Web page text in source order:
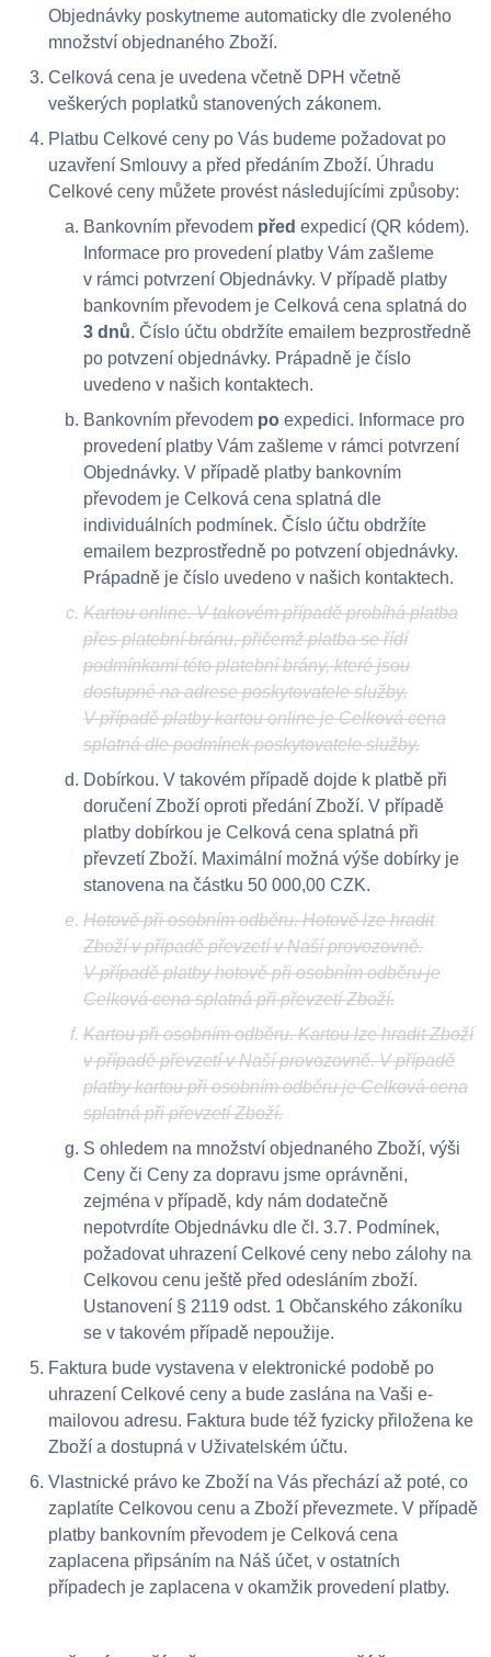
Objednávky poskytneme automaticky dle zvoleného
množství objednaného Zboží.
Celková cena je uvedena včetně DPH včetně
veškerých poplatků stanovených zákonem.
Platbu Celkové ceny po Vás budeme požadovat po
uzavření Smlouvy a před předáním Zboží. Úhradu
Celkové ceny můžete provést následujícími způsoby:
Bankovním převodem před expedicí (QR kódem).
Informace pro provedení platby Vám zašleme
v rámci potvrzení Objednávky. V případě platby
bankovním převodem je Celková cena splatná do
3 dnů. Číslo účtu obdržíte emailem bezprostředně
po potvzení objednávky. Prápadně je číslo
uvedeno v našich kontaktech.
Bankovním převodem po expedici. Informace pro
provedení platby Vám zašleme v rámci potvrzení
Objednávky. V případě platby bankovním
převodem je Celková cena splatná dle
individuálních podmínek. Číslo účtu obdržíte
emailem bezprostředně po potvzení objednávky.
Prápadně je číslo uvedeno v našich kontaktech.
Kartou online. V takovém případě probíhá platba
přes platební bránu, přičemž platba se řídí
podmínkami této platební brány, které jsou
dostupné na adrese poskytovatele služby.
V případě platby kartou online je Celková cena
splatná dle podmínek poskytovatele služby.
Dobírkou. V takovém případě dojde k platbě při
doručení Zboží oproti předání Zboží. V případě
platby dobírkou je Celková cena splatná při
převzetí Zboží. Maximální možná výše dobírky je
stanovena na částku 50 000,00 CZK.
Hotově při osobním odběru. Hotově lze hradit
Zboží v případě převzetí v Naší provozovně.
V případě platby hotově při osobním odběru je
Celková cena splatná při převzetí Zboží.
Kartou při osobním odběru. Kartou lze hradit Zboží
v případě převzetí v Naší provozovně. V případě
platby kartou při osobním odběru je Celková cena
splatná při převzetí Zboží.
S ohledem na množství objednaného Zboží, výši
Ceny či Ceny za dopravu jsme oprávněni,
zejména v případě, kdy nám dodatečně
nepotvrdíte Objednávku dle čl. 3.7. Podmínek,
požadovat uhrazení Celkové ceny nebo zálohy na
Celkovou cenu ještě před odesláním zboží.
Ustanovení § 2119 odst. 1 Občanského zákoníku
se v takovém případě nepoužije.
Faktura bude vystavena v elektronické podobě po
uhrazení Celkové ceny a bude zaslána na Vaši e-
mailovou adresu. Faktura bude též fyzicky přiložena ke
Zboží a dostupná v Uživatelském účtu.
Vlastnické právo ke Zboží na Vás přechází až poté, co
zaplatíte Celkovou cenu a Zboží převezmete. V případě
platby bankovním převodem je Celková cena
zaplacena připsáním na Náš účet, v ostatních
případech je zaplacena v okamžik provedení platby.